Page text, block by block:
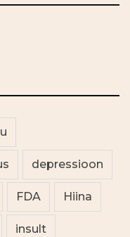
depressioon
FDA Hiina
insult